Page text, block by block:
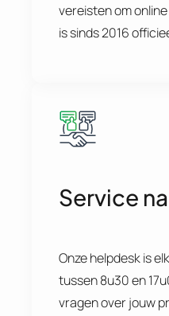
vereisten om
is sinds 2016
Service
Onze helpdesk is
tussen 8u30 en
vragen over jouw